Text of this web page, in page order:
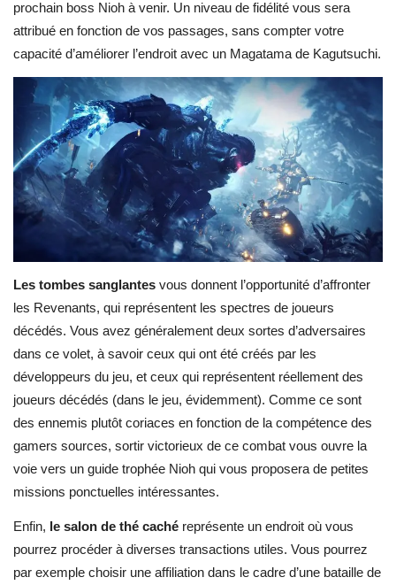
prochain boss Nioh à venir. Un niveau de fidélité vous sera
attribué en fonction de vos passages, sans compter votre
capacité d’améliorer l’endroit avec un Magatama de Kagutsuchi.
Les tombes sanglantes vous donnent l’opportunité d’affronter
les Revenants, qui représentent les spectres de joueurs
décédés. Vous avez généralement deux sortes d’adversaires
dans ce volet, à savoir ceux qui ont été créés par les
développeurs du jeu, et ceux qui représentent réellement des
joueurs décédés (dans le jeu, évidemment). Comme ce sont
des ennemis plutôt coriaces en fonction de la compétence des
gamers sources, sortir victorieux de ce combat vous ouvre la
voie vers un guide trophée Nioh qui vous proposera de petites
missions ponctuelles intéressantes.
Enfin, le salon de thé caché représente un endroit où vous
pourrez procéder à diverses transactions utiles. Vous pourrez
par exemple choisir une affiliation dans le cadre d’une bataille de